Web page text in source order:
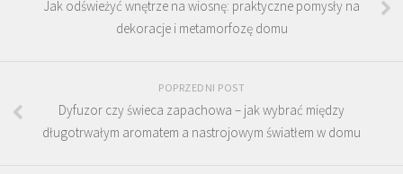
Jak odświeżyć wnętrze na wiosnę: praktyczne pomysły na
dekoracje i metamorfozę domu
POPRZEDNI POST
Dyfuzor czy świeca zapachowa – jak wybrać między
długotrwałym aromatem a nastrojowym światłem w domu